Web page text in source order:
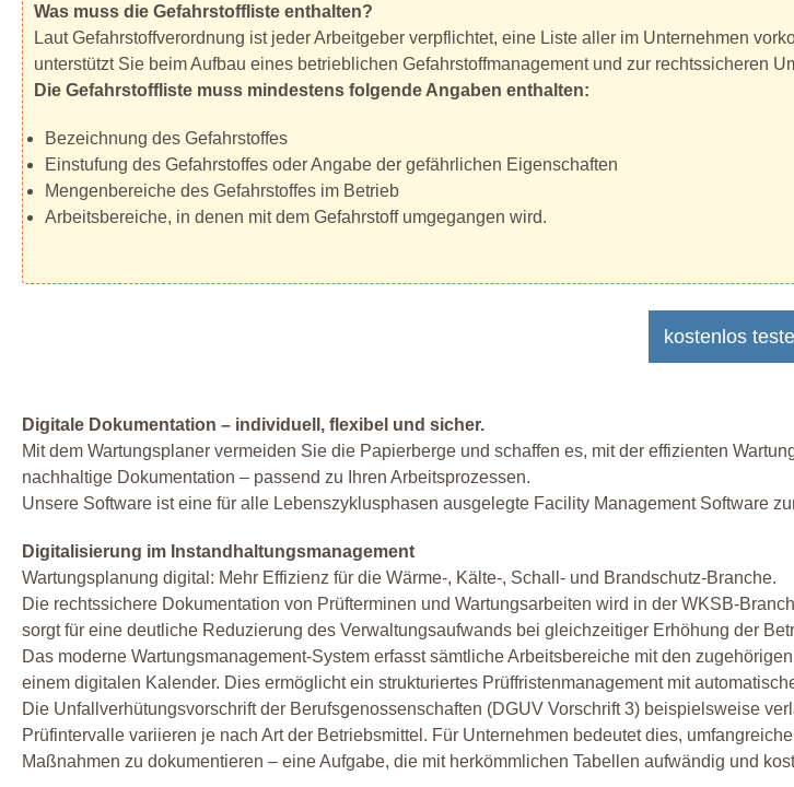
Was muss die Gefahrstoffliste enthalten?
Laut Gefahrstoffverordnung ist jeder Arbeitgeber verpflichtet, eine Liste aller im Unternehmen
unterstützt Sie beim Aufbau eines betrieblichen Gefahrstoffmanagement und zur rechtssicheren
Die Gefahrstoffliste muss mindestens folgende Angaben enthalten:
Bezeichnung des Gefahrstoffes
Einstufung des Gefahrstoffes oder Angabe der gefährlichen Eigenschaften
Mengenbereiche des Gefahrstoffes im Betrieb
Arbeitsbereiche, in denen mit dem Gefahrstoff umgegangen wird.
kostenlos
Digitale Dokumentation – individuell, flexibel und sicher.
Mit dem Wartungsplaner vermeiden Sie die Papierberge und schaffen es, mit der effizienten
nachhaltige Dokumentation – passend zu Ihren Arbeitsprozessen.
Unsere Software ist eine für alle Lebenszyklusphasen ausgelegte Facility Management Software
Digitalisierung im Instandhaltungsmanagement
Wartungsplanung digital: Mehr Effizienz für die Wärme-, Kälte-, Schall- und Brandschutz-Branche.
Die rechtssichere Dokumentation von Prüfterminen und Wartungsarbeiten wird in der WKSB-
sorgt für eine deutliche Reduzierung des Verwaltungsaufwands bei gleichzeitiger Erhöhung der
Das moderne Wartungsmanagement-System erfasst sämtliche Arbeitsbereiche mit den
einem digitalen Kalender. Dies ermöglicht ein strukturiertes Prüffristenmanagement mit
Die Unfallverhütungsvorschrift der Berufsgenossenschaften (DGUV Vorschrift 3) beispielsweise
Prüfintervalle variieren je nach Art der Betriebsmittel. Für Unternehmen bedeutet dies,
Maßnahmen zu dokumentieren – eine Aufgabe, die mit herkömmlichen Tabellen aufwändig und